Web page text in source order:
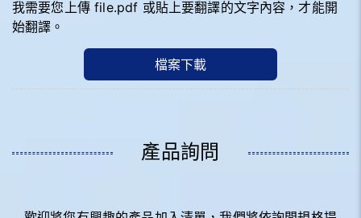
我需要您上傳 file.pdf 或貼上要翻譯的文字內容，才能開
始翻譯。
檔案下載
產品詢問